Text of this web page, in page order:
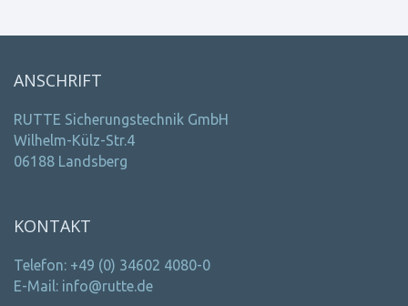
ANSCHRIFT
RUTTE Sicherungstechnik GmbH
Wilhelm-Külz-Str.4
06188 Landsberg
KONTAKT
Telefon: +49 (0) 34602 4080-0
E-Mail: info@rutte.de